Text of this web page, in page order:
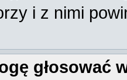
i z nimi
głosować